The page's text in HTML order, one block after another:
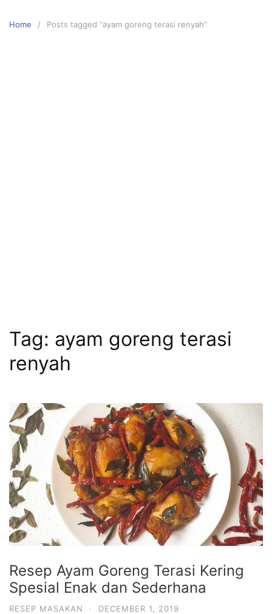
Home Posts tagged “ayam goreng terasi renyah”
Tag: ayam goreng terasi
renyah
Resep Ayam Goreng Terasi Kering
Spesial Enak dan Sederhana
RESEP MASAKAN · DECEMBER 1, 2019